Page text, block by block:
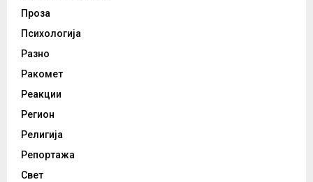
Проза
Психологија
Разно
Ракомет
Реакции
Регион
Религија
Репортажа
Свет